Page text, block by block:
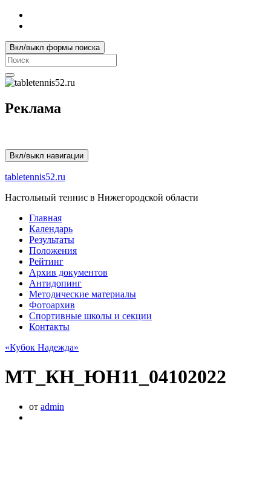
Вкл/выкл формы поиска
Search
for:
Реклама
Вкл/выкл навигации
tabletennis52.ru
Настольный теннис в Нижегородской области
Главная
Календарь
Результаты
Положения
Рейтинг
Архив документов
Антидопинг
Методические материалы
Фотоархив
Спортивные школы и секции
Контакты
«Кубок Надежда»
МТ_КН_ЮН11_04102022
от admin